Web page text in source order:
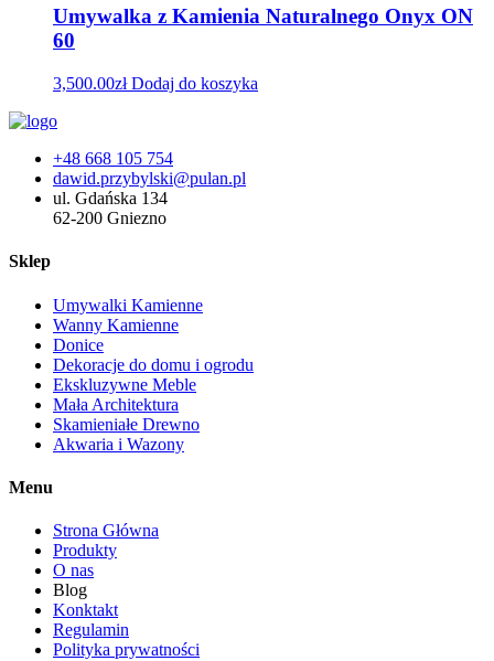
Umywalka z Kamienia Naturalnego Onyx ON
60
3,500.00zł Dodaj do koszyka
+48 668 105 754
dawid.przybylski@pulan.pl
ul. Gdańska 134
62-200 Gniezno
Sklep
Umywalki Kamienne
Wanny Kamienne
Donice
Dekoracje do domu i ogrodu
Ekskluzywne Meble
Mała Architektura
Skamieniałe Drewno
Akwaria i Wazony
Menu
Strona Główna
Produkty
O nas
Blog
Konktakt
Regulamin
Polityka prywatności